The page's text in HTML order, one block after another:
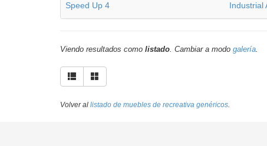
Speed Up 4 Industrial
Viendo resultados como listado. Cambiar a modo galería.
Volver al listado de muebles de recreativa genéricos.